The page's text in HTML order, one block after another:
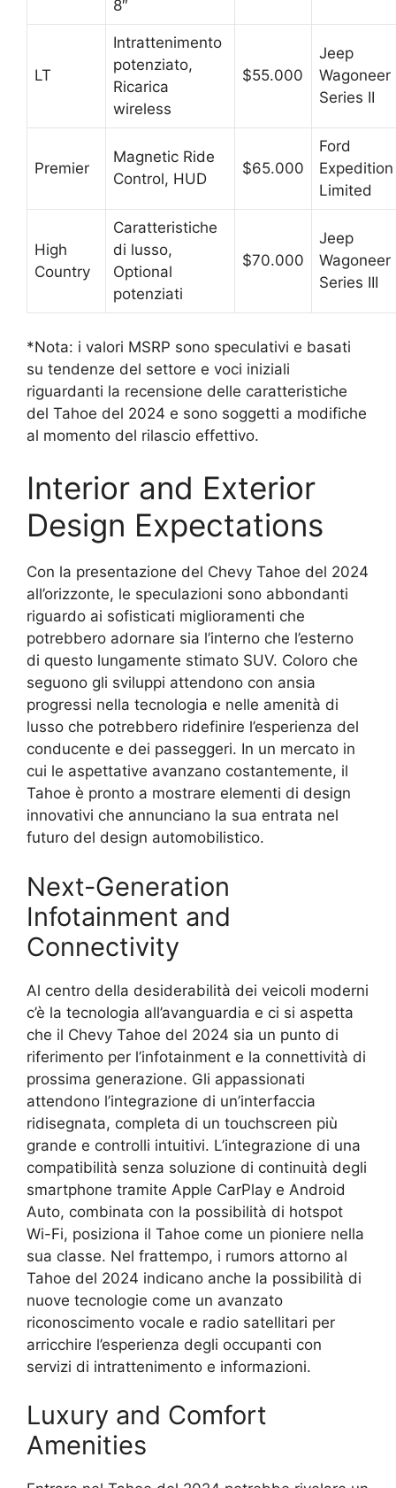
8″
LT
Intrattenimento
potenziato,
Ricarica
wireless
$55.000
Jeep
Wagoneer
Series II
Premier
Magnetic Ride
Control, HUD
$65.000
Ford
Expedition
Limited
High
Country
Caratteristiche
di lusso,
Optional
potenziati
$70.000
Jeep
Wagoneer
Series III
*Nota: i valori MSRP sono speculativi e basati
su tendenze del settore e voci iniziali
riguardanti la recensione delle caratteristiche
del Tahoe del 2024 e sono soggetti a modifiche
al momento del rilascio effettivo.
Interior and Exterior
Design Expectations
Con la presentazione del Chevy Tahoe del 2024
all’orizzonte, le speculazioni sono abbondanti
riguardo ai sofisticati miglioramenti che
potrebbero adornare sia l’interno che l’esterno
di questo lungamente stimato SUV. Coloro che
seguono gli sviluppi attendono con ansia
progressi nella tecnologia e nelle amenità di
lusso che potrebbero ridefinire l’esperienza del
conducente e dei passeggeri. In un mercato in
cui le aspettative avanzano costantemente, il
Tahoe è pronto a mostrare elementi di design
innovativi che annunciano la sua entrata nel
futuro del design automobilistico.
Next-Generation
Infotainment and
Connectivity
Al centro della desiderabilità dei veicoli moderni
c’è la tecnologia all’avanguardia e ci si aspetta
che il Chevy Tahoe del 2024 sia un punto di
riferimento per l’infotainment e la connettività di
prossima generazione. Gli appassionati
attendono l’integrazione di un’interfaccia
ridisegnata, completa di un touchscreen più
grande e controlli intuitivi. L’integrazione di una
compatibilità senza soluzione di continuità degli
smartphone tramite Apple CarPlay e Android
Auto, combinata con la possibilità di hotspot
Wi-Fi, posiziona il Tahoe come un pioniere nella
sua classe. Nel frattempo, i rumors attorno al
Tahoe del 2024 indicano anche la possibilità di
nuove tecnologie come un avanzato
riconoscimento vocale e radio satellitari per
arricchire l’esperienza degli occupanti con
servizi di intrattenimento e informazioni.
Luxury and Comfort
Amenities